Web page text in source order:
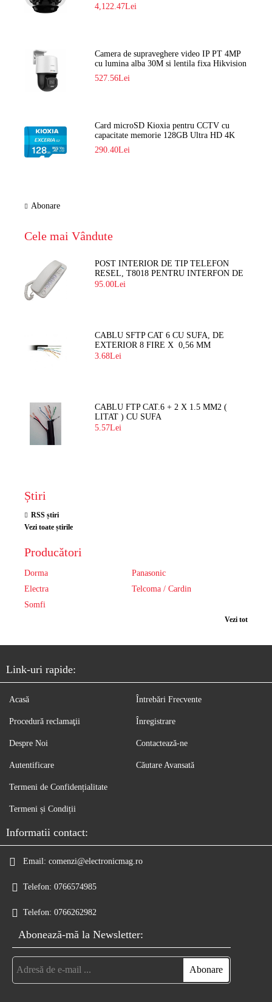
4,122.47Lei
Camera de supraveghere video IP PT 4MP
cu lumina alba 30M si lentila fixa Hikvision
DS-2DE2C400SCG-E F1
527.56Lei
Card microSD Kioxia pentru CCTV cu
capacitate memorie 128GB Ultra HD 4K
LMEX2L128GG2
290.40Lei
Abonare
Cele mai Vândute
POST INTERIOR DE TIP TELEFON
RESEL, T8018 PENTRU INTERFON DE
BLOC
95.00Lei
CABLU SFTP CAT 6 CU SUFA, DE
EXTERIOR 8 FIRE X 0,56 MM
3.68Lei
CABLU FTP CAT.6 + 2 X 1.5 MM2 (
LITAT ) CU SUFA
5.57Lei
Știri
RSS știri
Vezi toate știrile
Producători
Dorma
Panasonic
Electra
Telcoma / Cardin
Somfi
Vezi tot
Link-uri rapide:
Acasă
Procedură reclamaţii
Despre Noi
Autentificare
Întrebări Frecvente
Înregistrare
Contactează-ne
Căutare Avansată
Termeni de Confidențialitate
Termeni și Condiții
Informatii contact:
Email: comenzi@electronicmag.ro
Telefon: 0766574985
Telefon: 0766262982
Abonează-mă la Newsletter: